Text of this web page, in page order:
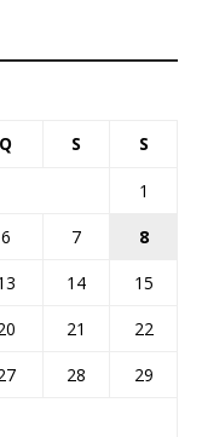
Q S S
1
6 7
8
14
15
21
22
28
29